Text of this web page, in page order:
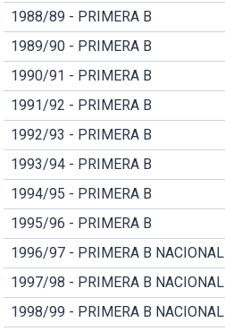
1988/89 - PRIMERA B
1989/90 - PRIMERA B
1990/91 - PRIMERA B
1991/92 - PRIMERA B
1992/93 - PRIMERA B
1993/94 - PRIMERA B
1994/95 - PRIMERA B
1995/96 - PRIMERA B
1996/97 - PRIMERA B NACIONAL
1997/98 - PRIMERA B NACIONAL
1998/99 - PRIMERA B NACIONAL